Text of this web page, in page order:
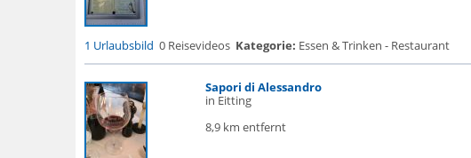
1 Urlaubsbild 0 Reisevideos Kategorie: Essen & Trinken - Restaurant
Sapori di Alessandro
in Eitting
8,9 km entfernt